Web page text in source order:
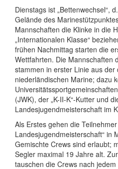
Dienstags ist „Bettenwechsel“,
Gelände des
Mannschaften die Klinke in die
„Internationalen Klasse“
frühen Nachmittag starten die
Wettfahrten. Die Mannschaften
stammen in erster Linie aus der
niederländischen Marine; dazu
(JWK), der „K-II-K“-Kutter und
Landesjugendmeisterschaft im
Als Erstes gehen die
Landesjugendmeisterschaft“ in
Gemischte Crews sind erlaubt;
Segler maximal 19 Jahre alt.
tauschen die Crews nach